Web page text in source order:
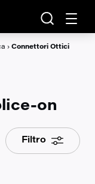
› Connettori Ottici
on
Filtro